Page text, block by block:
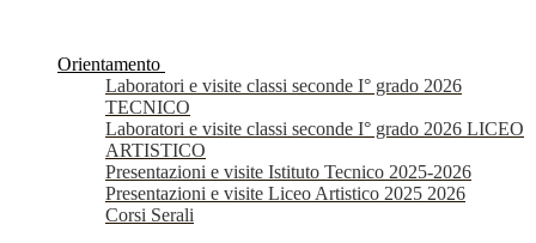
Orientamento
Laboratori e visite classi seconde I° grado 2026
TECNICO
Laboratori e visite classi seconde I° grado 2026 LICEO
ARTISTICO
Presentazioni e visite Istituto Tecnico 2025-2026
Presentazioni e visite Liceo Artistico 2025 2026
Corsi Serali